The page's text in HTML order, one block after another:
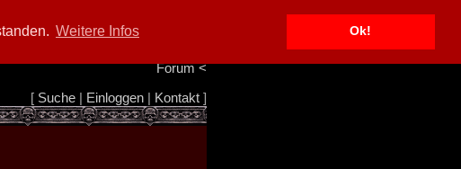
Weitere Infos Ok!
Info/Impressum
Forum<
[ Suche| Einloggen| Kontakt]